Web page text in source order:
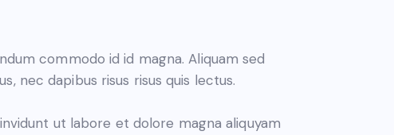
commodo id id magna. Aliquam sed
nec dapibus risus risus quis lectus.
ut labore et dolore magna aliquyam